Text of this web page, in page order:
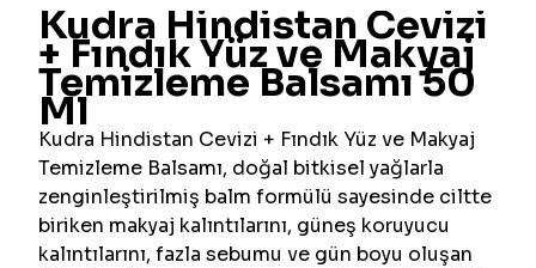
Kudra Hindistan Cevizi
+ Fındık Yüz ve Makyaj
Temizleme Balsamı 50
Ml
Kudra Hindistan Cevizi + Fındık Yüz ve Makyaj
Temizleme Balsamı, doğal bitkisel yağlarla
zenginleştirilmiş balm formülü sayesinde ciltte
biriken makyaj kalıntılarını, güneş koruyucu
kalıntılarını, fazla sebumu ve gün boyu oluşan